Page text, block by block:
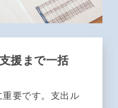
援まで一括
要です。支出ル